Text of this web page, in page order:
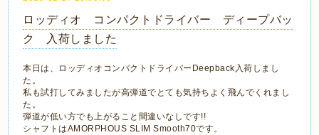
ロッディオ コンパクトドライバー ディープバッ
ク 入荷しました
本日は、ロッディオコンパクトドライバーDeepback入荷しまし
た。
私も試打してみましたが高弾道でとても気持ちよく飛んでくれまし
た。
弾道が低い方でも上がること間違いなしです!!
シャフトはAMORPHOUS SLIM Smooth70です。